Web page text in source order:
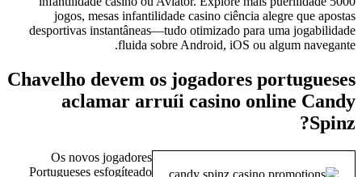
jogos, mesas infantilidade casino ciência alegre que apostas
desportivas instantâneas—tudo otimizado para uma jogabilidade
fluida sobre Android, iOS ou algum navegante.
Chavelho devem os jogadores portugueses
aclamar arruíi casino online Candy
Spinz?
Os novos jogadores
Portugueses esfogíteado